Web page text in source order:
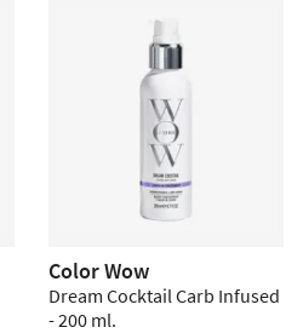
Color Wow
Dream Cocktail Carb Infused
- 200 ml.